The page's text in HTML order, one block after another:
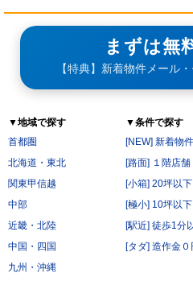
まずは無
【特典】新着物件メール
▼地域で探す
首都圏
北海道・東北
関東甲信越
中部
近畿・北陸
中国・四国
九州・沖縄
▼条件で探す
[NEW] 新着物件
[路面] １階店舗
[小箱] 20坪以下
[極小] 10坪以下
[駅近] 徒歩1分
[タダ] 造作金０